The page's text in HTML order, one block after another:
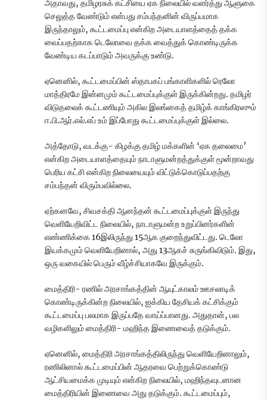
அதாவது, தமிழரசுக் கட்சியை ஏக நிலையில் வளர்த்து ஆளுகை
செலுத்த வேண்டும் என்பது சம்பந்தனின் விருப்பமாக
இருந்தாலும், கூட்டமைப்பு என்கிற அடையாளத்தைத் தக்க
வைப்பதற்காக டெலோவை தக்க வைத்துக் கொண்டிருக்க
வேண்டிய கடப்பாடும் அவருக்கு உண்டு.
ஏனெனில், கூட்டமைப்பின் ஸ்தாபகப் பங்காளிகளில் ரெலோ
மாத்திரமே இன்னமும் கூட்டமைப்புக்குள் இருக்கின்றது. தமிழர்
விடுதலைக் கூட்டணியும் அகில இலங்கைத் தமிழ்க் காங்கிரஸும்
ஈ.பி.ஆர்.எல்.எப் உம் இப்போது கூட்டமைப்புக்குள் இல்லை.
அத்தோடு, வடக்கு- கிழக்கு தமிழ் மக்களின் ‘ஏக தலைமை’
என்கிற அடையாளத்தையும் நாடாளுமன்றத்துக்குள் மூன்றாவது
பெரிய கட்சி என்கிற நிலையையும் விட்டுக்கொடுப்பதற்கு
சம்பந்தன் விரும்பவில்லை.
ஏற்கனவே, சிவசக்தி ஆனந்தன் கூட்டமைப்புக்குள் இருந்து
வெளியேறிவிட்ட நிலையில், நாடாளுமன்ற உறுப்பினர்களின்
எண்ணிக்கை 16இலிருந்து 15ஆக குறைந்துவிட்டது. டெலோ
இயக்கமும் வெளியேறினால், அது 13ஆகச் சுருங்கிவிடும். இது,
ஒரு வகையில் பெரும் வீழ்ச்சியாகவே இருக்கும்.
மைத்திரி- ரணில் அரசாங்கத்தின் ஆயுட்காலம் ஊசலாடிக்
கொண்டிருக்கின்ற நிலையில், ஐக்கிய தேசியக் கட்சிக்கும்
கூட்டமைப்பு பலமாக இருப்பதே வாய்ப்பானது. அதுதான், பல
வழிகளிலும் மைத்திரி- மஹிந்த இணைவைத் தடுக்கும்.
ஏனெனில், மைத்திரி அரசாங்கத்திலிருந்து வெளியேறினாலும்,
ரணிலினால் கூட்டமைப்பின் ஆதரவை பெற்றுக்கொண்டு
ஆட்சியமைக்க முடியும் என்கிற நிலையில், மஹிந்தவுடனான
மைத்திரியின் இணைவை அது தடுக்கும். கூட்டமைப்பும்,